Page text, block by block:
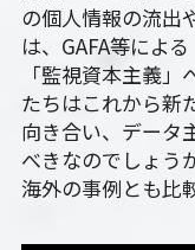
の個人情報の流出
は、GAFA等によ
「監視資本主義
たちはこれから新
向き合い、データ
べきなのでしょう
海外の事例とも比